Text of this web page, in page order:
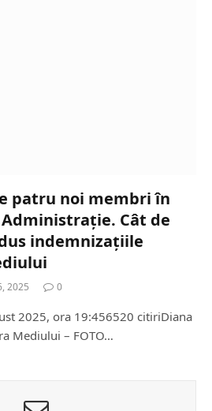
patru noi membri în
Cât de
indemnizațiile
2025 0
2025, ora 19:456520 citiriDiana
Mediului – FOTO…